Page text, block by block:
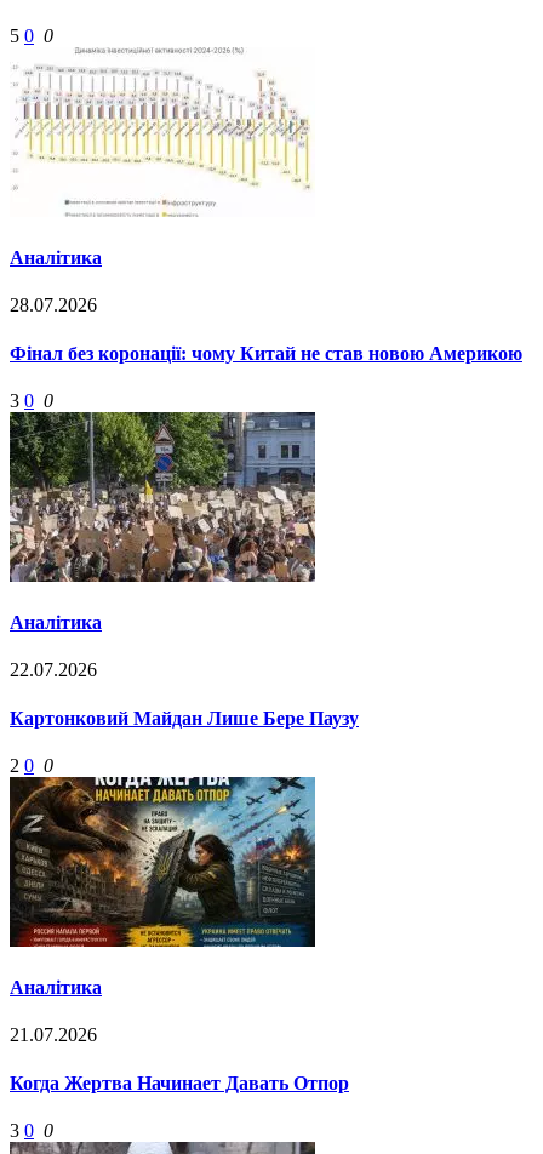
5 0 0
Аналітика
28.07.2026
Фінал без коронації: чому Китай не став новою Америкою
3 0 0
Аналітика
22.07.2026
Картонковий Майдан Лише Бере Паузу
2 0 0
Аналітика
21.07.2026
Когда Жертва Начинает Давать Отпор
3 0 0